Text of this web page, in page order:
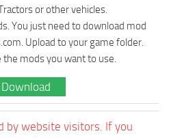
or other vehicles.
You just need to download mod
Upload to your game folder.
mods you want to use.
Download
by website visitors. If you